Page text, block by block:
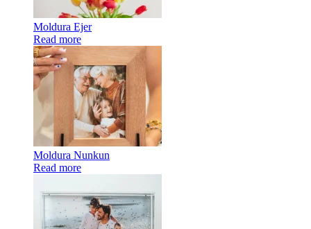
Moldura Ejer
Read more
Moldura Nunkun
Read more